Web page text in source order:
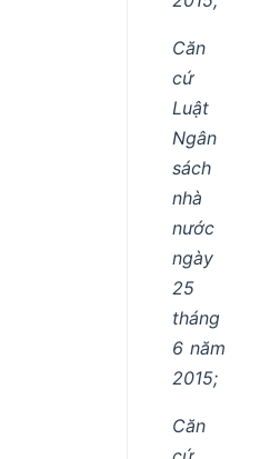
Căn
cứ
Luật
Ngân
sách
nhà
nước
ngày
25
tháng
6 năm
2015;
Căn